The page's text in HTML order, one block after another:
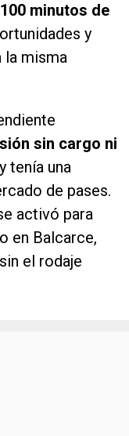
minutos de
y
la misma
sin cargo ni
y tenía una
de pases.
activó para
en Balcarce,
el rodaje